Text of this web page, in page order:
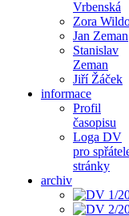
Vrbenská
Zora
Jan Zeman
Stanislav
Zeman
Jiří Žáček
informace
Profil
časopisu
Loga DV
pro
stránky
archiv